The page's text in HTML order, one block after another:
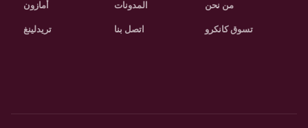
من نحن
تسوق كانكرو
المدونات
اتصل بنا
أمازون
تريدلينغ